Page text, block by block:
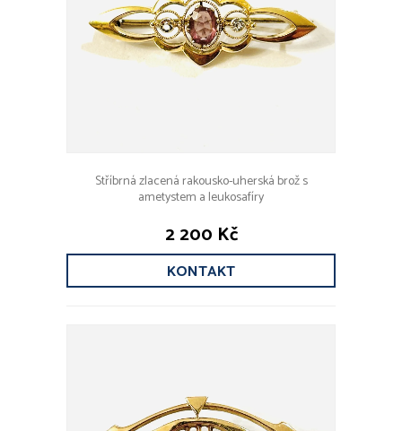
Stříbrná zlacená rakousko-uherská brož s
ametystem a leukosafíry
2 200 Kč
KONTAKT